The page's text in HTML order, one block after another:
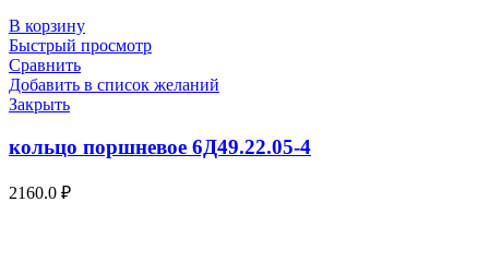
В корзину
Быстрый просмотр
Сравнить
Добавить в список желаний
Закрыть
кольцо поршневое 6Д49.22.05-4
2160.0 ₽